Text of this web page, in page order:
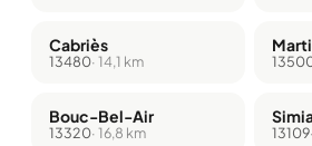
Cabriès
13480· 14,1 km
Bouc-Bel-Air
13320· 16,8 km 13109